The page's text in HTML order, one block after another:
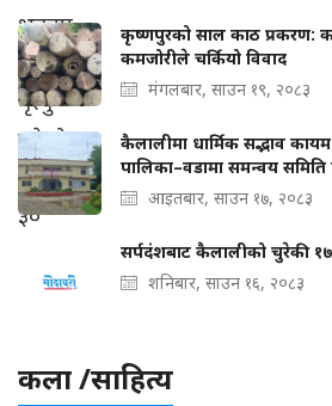
कृष्णपुरको साल काठ प्रकरण:
कमजोरीले चर्कियो विवाद
मंगलबार, साउन १९, २०८३
कैलालीमा धार्मिक सद्भाव
पालिका–वडामा समन्वय
आइतबार, साउन १७, २०८३
सर्पदंशबाट कैलालीको चुरेकी १७
शनिबार, साउन १६, २०८३
कला /साहित्य